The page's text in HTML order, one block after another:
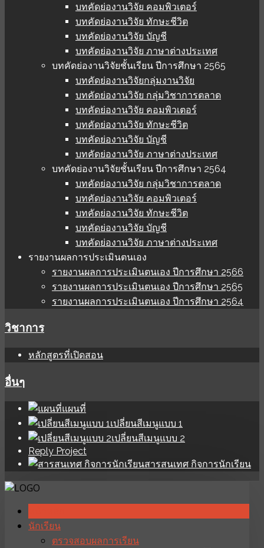
บทคัดย่องานวิจัย คอมพิวเตอร์
บทคัดย่องานวิจัย ทักษะชีวิต
บทคัดย่องานวิจัย บัญชี
บทคัดย่องานวิจัย ภาษาต่างประเทศ
บทคัดย่องานวิจัยชั้นเรียน ปีการศึกษา 2565
บทคัดย่องานวิจัยกลุ่มงานวิจัย
บทคัดย่องานวิจัย กลุ่มวิชาการตลาด
บทคัดย่องานวิจัย คอมพิวเตอร์
บทคัดย่องานวิจัย ทักษะชีวิต
บทคัดย่องานวิจัย บัญชี
บทคัดย่องานวิจัย ภาษาต่างประเทศ
บทคัดย่องานวิจัยชั้นเรียน ปีการศึกษา 2564
บทคัดย่องานวิจัย กลุ่มวิชาการตลาด
บทคัดย่องานวิจัย คอมพิวเตอร์
บทคัดย่องานวิจัย ทักษะชีวิต
บทคัดย่องานวิจัย บัญชี
บทคัดย่องานวิจัย ภาษาต่างประเทศ
รายงานผลการประเมินตนเอง
รายงานผลการประเมินตนเอง ปีการศึกษา 2566
รายงานผลการประเมินตนเอง ปีการศึกษา 2565
รายงานผลการประเมินตนเอง ปีการศึกษา 2564
วิชาการ
หลักสูตรที่เปิดสอน
อื่นๆ
แผนที่
เปลี่ยนสีเมนูแบบ 1
เปลี่ยนสีเมนูแบบ 2
Reply Project
สารสนเทศ กิจการนักเรียน
นักเรียน
ตรวจสอบผลการเรียน